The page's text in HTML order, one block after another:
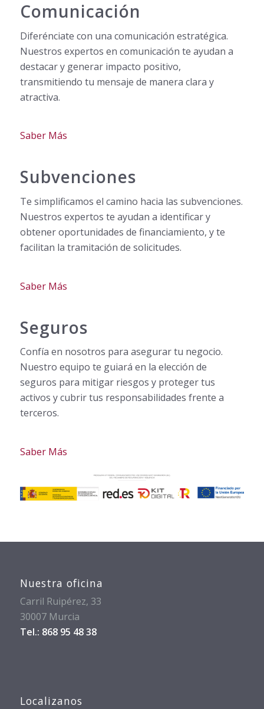
Comunicación
Diferénciate con una comunicación estratégica.
Nuestros expertos en comunicación te ayudan a
destacar y generar impacto positivo,
transmitiendo tu mensaje de manera clara y
atractiva.
Saber Más
Subvenciones
Te simplificamos el camino hacia las subvenciones.
Nuestros expertos te ayudan a identificar y
obtener oportunidades de financiamiento, y te
facilitan la tramitación de solicitudes.
Saber Más
Seguros
Confía en nosotros para asegurar tu negocio.
Nuestro equipo te guiará en la elección de
seguros para mitigar riesgos y proteger tus
activos y cubrir tus responsabilidades frente a
terceros.
Saber Más
Nuestra oficina
Carril Ruipérez, 33
30007 Murcia
Tel.: 868 95 48 38
Localizanos